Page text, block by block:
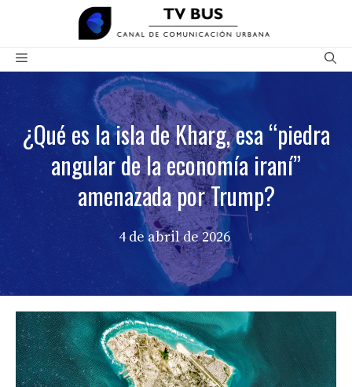
contenido
Menú
¿Qué es la isla de Kharg, esa “piedra
angular de la economía iraní”
amenazada por Trump?
4 de abril de 2026